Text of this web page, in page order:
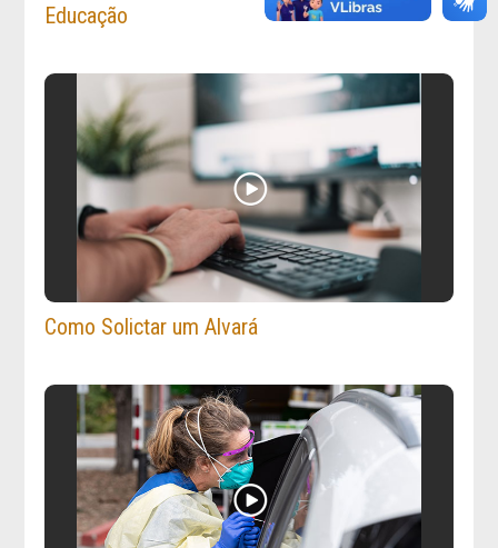
Educação
Como Solictar um Alvará